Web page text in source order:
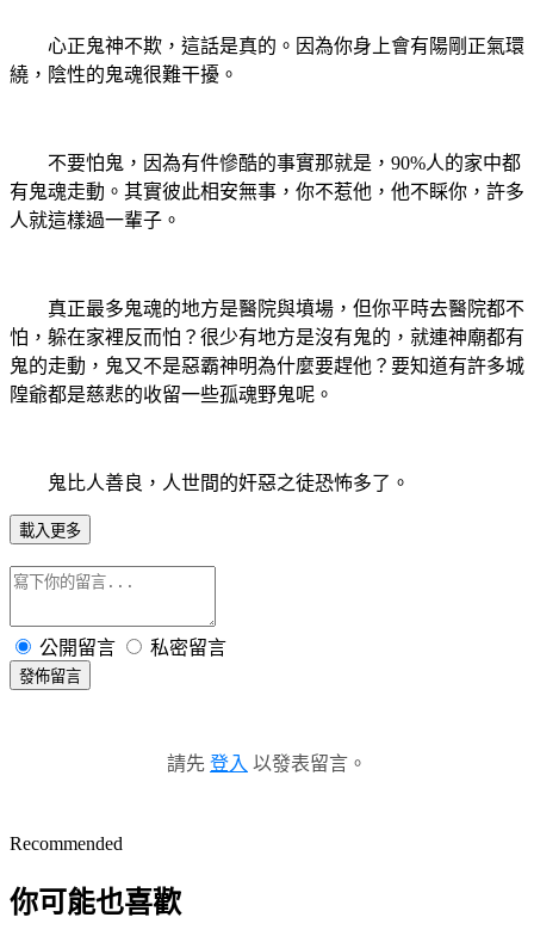
心正鬼神不欺，這話是真的。因為你身上會有陽剛正氣環
繞，陰性的鬼魂很難干擾。
不要怕鬼，因為有件慘酷的事實那就是， 90%人的家中都
有鬼魂走動。其實彼此相安無事，你不惹他，他不睬你，許多
人就這樣過一輩子。
真正最多鬼魂的地方是醫院與墳場，但你平時去醫院都不
怕，躲在家裡反而怕？很少有地方是沒有鬼的，就連神廟都有
鬼的走動，鬼又不是惡霸神明為什麼要趕他？要知道有許多城
隍爺都是慈悲的收留一些孤魂野鬼呢。
鬼比人善良，人世間的奸惡之徒恐怖多了。
載入更多
公開留言 私密留言
發佈留言
請先 登入 以發表留言。
Recommended
你可能也喜歡